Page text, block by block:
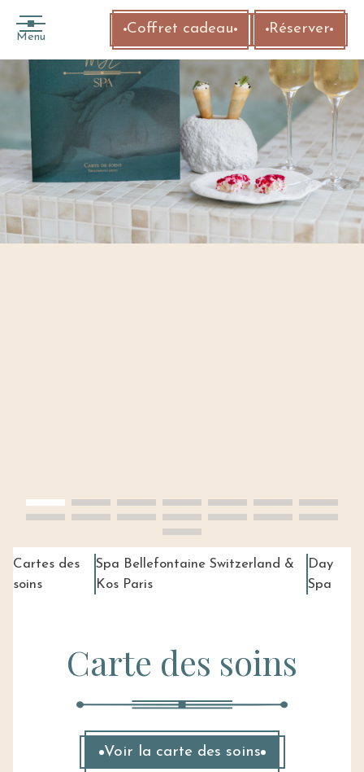
Menu
Coffret cadeau Réserver
Cartes des
soins
Spa Bellefontaine Switzerland &
Kos Paris
Day
Spa
Carte des soins
Voir la carte des soins